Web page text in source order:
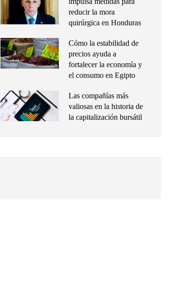
reducir la mora
quirúrgica en Honduras
Cómo la estabilidad de
precios ayuda a
fortalecer la economía y
el consumo en Egipto
Las compañías más
valiosas en la historia de
la capitalización bursátil